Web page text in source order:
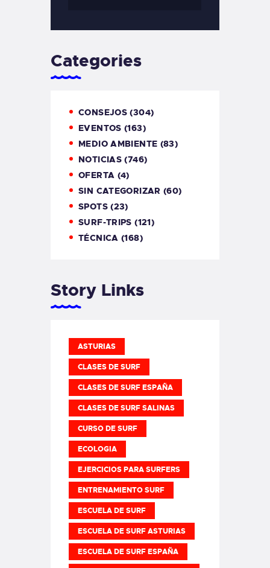
Categories
CONSEJOS (304)
EVENTOS (163)
MEDIO AMBIENTE (83)
NOTICIAS (746)
OFERTA (4)
SIN CATEGORIZAR (60)
SPOTS(23)
SURF-TRIPS (121)
TÉCNICA (168)
Story Links
ASTURIAS
CLASES DE SURF
CLASES DE SURF ESPAÑA
CLASES DE SURF SALINAS
CURSO DE SURF
ECOLOGIA
EJERCICIOS PARA SURFERS
ENTRENAMIENTO SURF
ESCUELA DE SURF
ESCUELA DE SURF ASTURIAS
ESCUELA DE SURF ESPAÑA